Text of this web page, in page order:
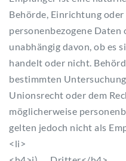
Behörde, Einrichtung
personenbezogene Daten
unabhängig davon, ob es
handelt oder nicht.
bestimmten
Unionsrecht oder dem
möglicherweise
gelten jedoch nicht als
<li>